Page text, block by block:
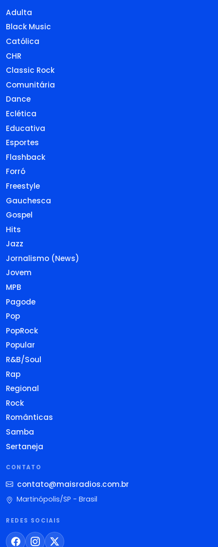
Adulta
Black Music
Católica
CHR
Classic Rock
Comunitária
Dance
Eclética
Educativa
Esportes
Flashback
Forró
Freestyle
Gauchesca
Gospel
Hits
Jazz
Jornalismo (News)
Jovem
MPB
Pagode
Pop
PopRock
Popular
R&B/Soul
Rap
Regional
Rock
Românticas
Samba
Sertaneja
CONTATO
contato@maisradios.com.br
Martinópolis/SP - Brasil
REDES SOCIAIS